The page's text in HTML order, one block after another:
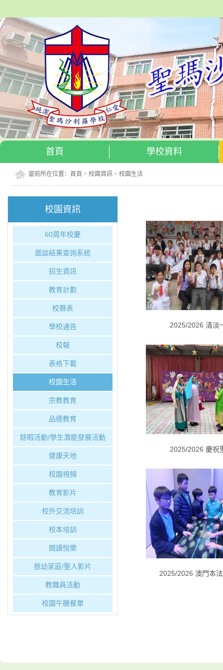
首頁 學校資料
當前所在位置：首頁 >校園資訊 >校園生活
校園資訊
60周年校慶
面談結果查詢系統
招生資訊
教育計劃
校曆表
學校通告
校報
表格下載
校園生活
宗教教育
品德教育
餘暇活動/學生潛能發展活動
健康天地
校園視頻
教育影片
校外交流培訓
校本培訓
閱讀悅樂
慈幼家庭/聖人影片
教職員活動
校園午膳餐單
2025/2026 清淡
2025/2026 慶祝
2025/2026 澳門本